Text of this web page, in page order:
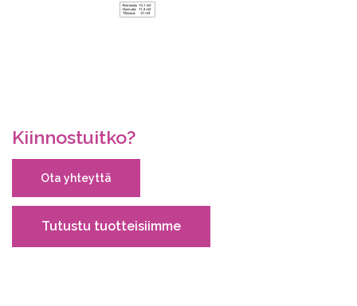
Kiinnostuitko?
Ota yhteyttä
Tutustu tuotteisiimme